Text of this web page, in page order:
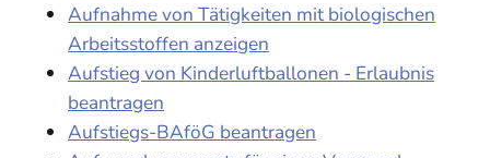
Aufnahme von Tätigkeiten mit biologischen
Arbeitsstoffen anzeigen
Aufstieg von Kinderluftballonen - Erlaubnis
beantragen
Aufstiegs-BAföG beantragen